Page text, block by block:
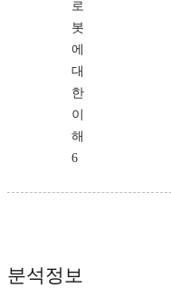
로
봇
에
대
한
이
해
6
분석정보